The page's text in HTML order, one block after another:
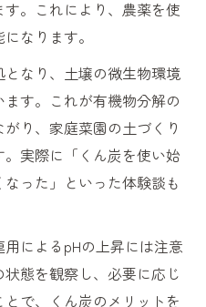
。これにより、農薬を使
なります。
なり、土壌の微生物環境
す。これが有機物分解の
り、家庭菜園の土づくり
実際に「くん炭を使い始
った」といった体験談も
によるpHの上昇には注意
態を観察し、必要に応じ
で、くん炭のメリットを